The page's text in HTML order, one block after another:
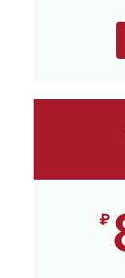
₽